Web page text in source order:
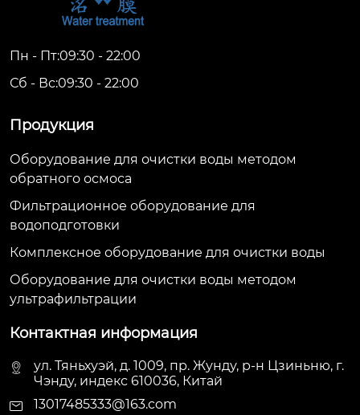
Пн - Пт:09:30 - 22:00
Сб - Вс:09:30 - 22:00
Продукция
Оборудование для очистки воды методом
обратного осмоса
Фильтрационное оборудование для
водоподготовки
Комплексное оборудование для очистки воды
Оборудование для очистки воды методом
ультрафильтрации
Контактная информация
ул. Тяньхуэй, д. 1009, пр. Жунду, р-н Цзиньню, г.
Чэнду, индекс 610036, Китай
13017485333@163.com